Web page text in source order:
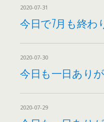
2020-07-31
今日で7月も終わ
2020-07-30
今日も一日あり
2020-07-29